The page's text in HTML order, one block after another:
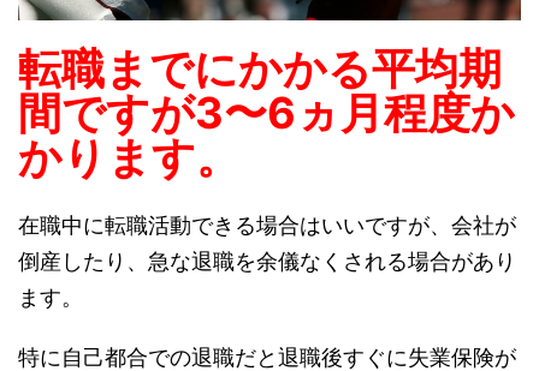
転職までにかかる平均期
間ですが3〜6ヵ月程度か
かります。
在職中に転職活動できる場合はいいですが、会社が
倒産したり、急な退職を余儀なくされる場合があり
ます。
特に自己都合での退職だと退職後すぐに失業保険が